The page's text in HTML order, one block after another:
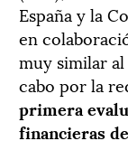
España y la
en
muy similar al
cabo por la
primera
financieras